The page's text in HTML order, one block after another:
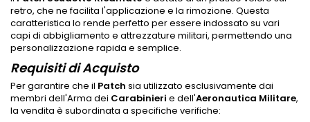
retro, che ne facilita l'applicazione e la rimozione. Questa
caratteristica lo rende perfetto per essere indossato su vari
capi di abbigliamento e attrezzature militari, permettendo una
personalizzazione rapida e semplice.
Requisiti di Acquisto
Per garantire che il Patch sia utilizzato esclusivamente dai
membri dell'Arma dei Carabinieri e dell'Aeronautica Militare,
la vendita è subordinata a specifiche verifiche: